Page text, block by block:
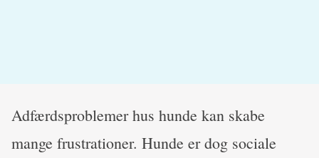
Adfærdsproblemer hus hunde kan skabe
mange frustrationer. Hunde er dog sociale